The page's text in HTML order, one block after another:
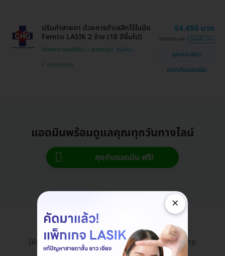
ปรับค่าสายตา ด้วยการทำเลสิกไร้ใบมีด
Femto LASIK 2 ข้าง (18 ปีขึ้นไป)
โรงพยาบาลจุฬารัตน์ 1 สุวรรณภูมิ
สมุทรปราการ
54,450 บาท
55,000 บาท ประหยัด 1%
ดูรายละเอียด
แชทกับแอดมิน
แอดมินพร้อมดูแลคุณทุกวันทางไลน์
คุยกับแอดมิน ฟรี!
HDmall Health ดี อะไรก็ดี
ให้การเข้าถึงบริการสุขภาพและความงามเป็นเรื่องง่าย
×